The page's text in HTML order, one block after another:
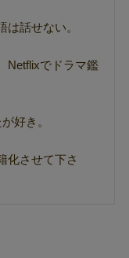
話せない。
Netflixでドラマ鑑
好き。
化させて下さ